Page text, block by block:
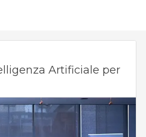
Artificiale per